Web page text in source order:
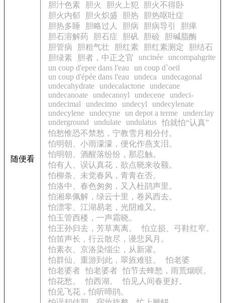
随便看
胆汁色素 胆火 胆火上犯
胆火不得卧
胆火内郁
胆火炽盛 胆热
胆热呕吐症
胆热多睡
胆略过人 胆病 胆病导引
胆瘅
胆石溶解药
胆石症 胆矾 胆硷
胆碱脂酶
胆管病
胆粗气壮 胆红素 胆红素测定
胆结石
胆绿素
胆者，中正之官 uncinée uncompahgrite
un coup d'epee dans l'eau
un coup d`oeil
un coup d'épée dans l'eau
undeca
undecagonal
undecahydrate undecalactone undecane
undecanoate undecanoyl undecene undeci-
undecimal
undecimo undecyl
undecylenate
undecylene undecyne un depot a terme underclay
underground
undulate undulatus 怕就怕“认真”
怕愁惟恐不禁愁，宁教雪月相分付。
怕明朝、小雨濛濛，便化作燕支泪。
怕明朝、酒醒落纷纷，那忍触。
怕有人、误认真花，欲点晓来妆额。
怕柳条、未觉春风，青青在否。
怕洛中、春色匆匆，又入杜鹃声里。
怕湘皋佩解，绿云十里，卷风西去。
怕漂零、江湖易老，光阴难又。
怕玉管西楼，一声霜晓。
怕王孙归去，芳草离离。
怕立损、弓鞋红窄。
怕笛声长，行云散尽，谩悲风月。
怕素衣、京洛染缁尘，从新濯。
怕群仙、重游到此，翠旌难驻。
怕老婆
怕老婆者
怕老婆者
怕节去蜂愁，雨荒烟暝。
怕花愁。
怕西湖。
怕见人间春更好。
怕见飞花，怕听啼鹃。